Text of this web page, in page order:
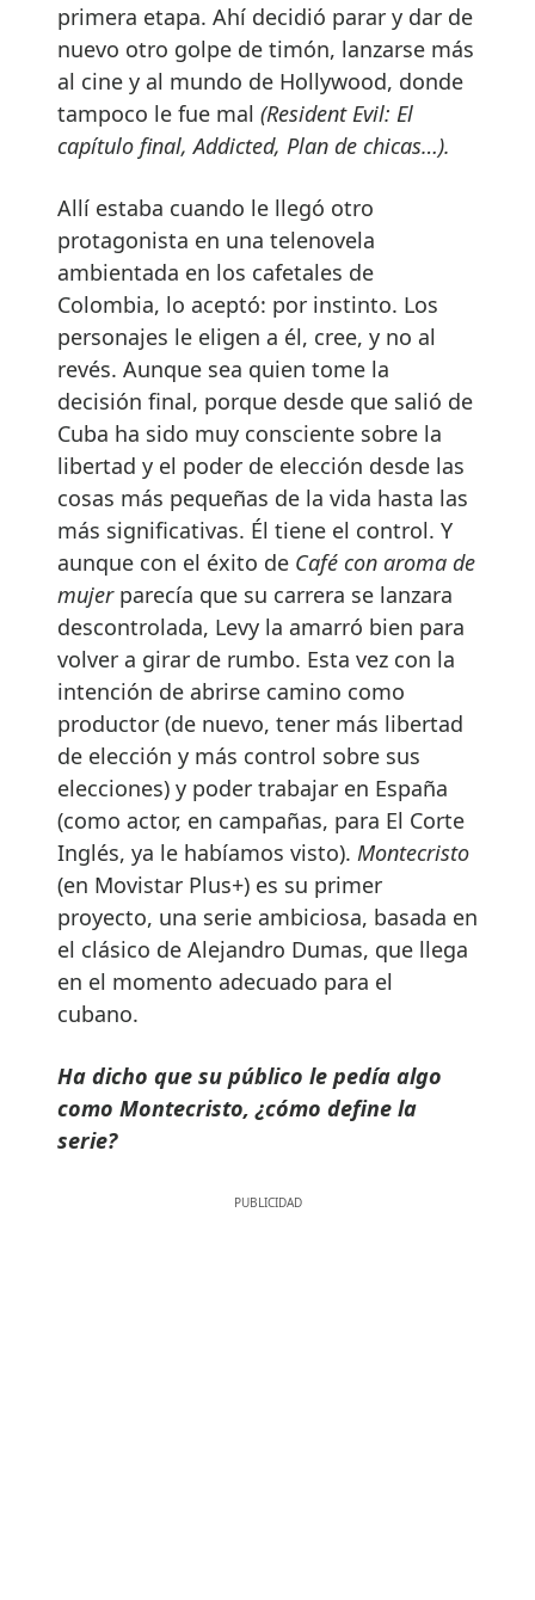
primera etapa. Ahí decidió parar y dar de
nuevo otro golpe de timón, lanzarse más
al cine y al mundo de Hollywood, donde
tampoco le fue mal (Resident Evil: El
capítulo final, Addicted, Plan de chicas…).
Allí estaba cuando le llegó otro
protagonista en una telenovela
ambientada en los cafetales de
Colombia, lo aceptó: por instinto. Los
personajes le eligen a él, cree, y no al
revés. Aunque sea quien tome la
decisión final, porque desde que salió de
Cuba ha sido muy consciente sobre la
libertad y el poder de elección desde las
cosas más pequeñas de la vida hasta las
más significativas. Él tiene el control. Y
aunque con el éxito de Café con aroma de
mujerparecía que su carrera se lanzara
descontrolada, Levy la amarró bien para
volver a girar de rumbo. Esta vez con la
intención de abrirse camino como
productor (de nuevo, tener más libertad
de elección y más control sobre sus
elecciones) y poder trabajar en España
(como actor, en campañas, para El Corte
Inglés, ya le habíamos visto). Montecristo
(en Movistar Plus+) es su primer
proyecto, una serie ambiciosa, basada en
el clásico de Alejandro Dumas, que llega
en el momento adecuado para el
cubano.
Ha dicho que su público le pedía algo
como Montecristo, ¿cómo define la
serie?